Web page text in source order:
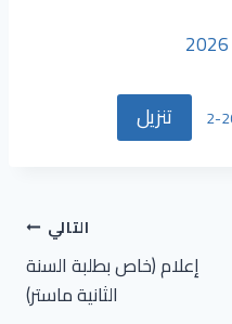
تنزيل
التالي
إعلام (خاص بطلبة السنة
الثانية ماستر)